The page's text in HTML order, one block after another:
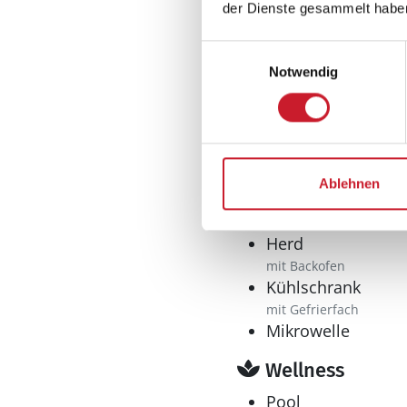
der Dienste gesammelt
Notwendig
Ablehnen
Wohnbereich
Flachbildfernseher
Herd
mit Backofen
Kühlschrank
mit Gefrierfach
Mikrowelle
Wellness
Pool